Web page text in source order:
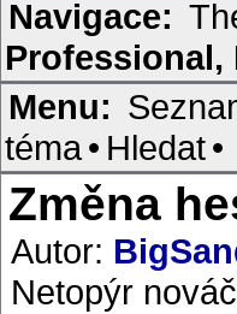
Navigace:
Professional,
Menu:
téma• Hledat•
Změna
Autor:
Netopýr